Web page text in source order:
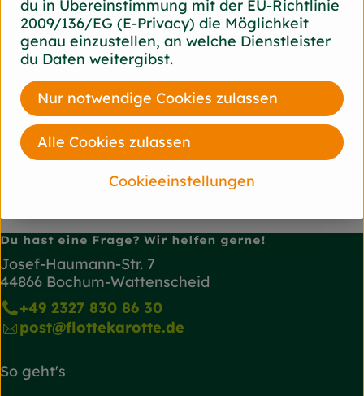
Herkunft
Hersteller: sodasan
Deutschland
sodasan
Du hast eine Frage? Wir helfen gerne!
Josef-Haumann-Str. 7
44866 Bochum-Wattenscheid
+49 2327 830 86 30
post@flottekarotte.de
So geht's
du in Übereinstimmung mit der EU-Richtlinie
2009/136/EG (E-Privacy) die Möglichkeit
genau einzustellen, an welche Dienstleister
du Daten weitergibst.
Cookieeinstellungen
Nur notwendige Cookies zulassen
Alle Cookies zulassen